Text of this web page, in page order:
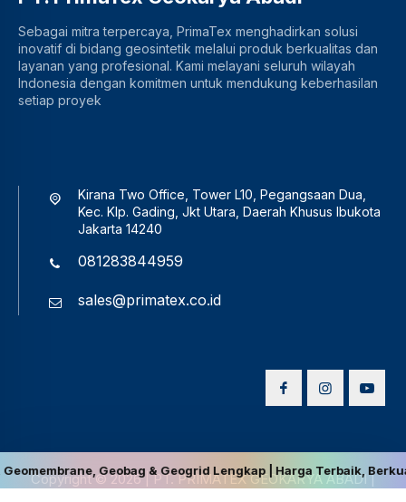
Sebagai mitra terpercaya, PrimaTex menghadirkan solusi
inovatif di bidang geosintetik melalui produk berkualitas dan
layanan yang profesional. Kami melayani seluruh wilayah
Indonesia dengan komitmen untuk mendukung keberhasilan
setiap proyek
Kirana Two Office, Tower L10, Pegangsaan Dua,
Kec. Klp. Gading, Jkt Utara, Daerah Khusus Ibukota
Jakarta 14240
081283844959
sales@primatex.co.id
Copyright © 2026|PT. PRIMATEX GEOKARYA ABADI|
Geobag & Geogrid Lengkap | Harga Terbaik,